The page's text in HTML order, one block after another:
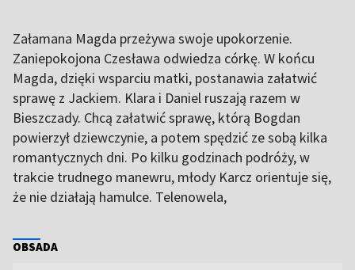
Załamana Magda przeżywa swoje upokorzenie.
Zaniepokojona Czesława odwiedza córkę. W końcu
Magda, dzięki wsparciu matki, postanawia załatwić
sprawę z Jackiem. Klara i Daniel ruszają razem w
Bieszczady. Chcą załatwić sprawę, którą Bogdan
powierzył dziewczynie, a potem spędzić ze sobą kilka
romantycznych dni. Po kilku godzinach podróży, w
trakcie trudnego manewru, młody Karcz orientuje się,
że nie działają hamulce. Telenowela,
OBSADA